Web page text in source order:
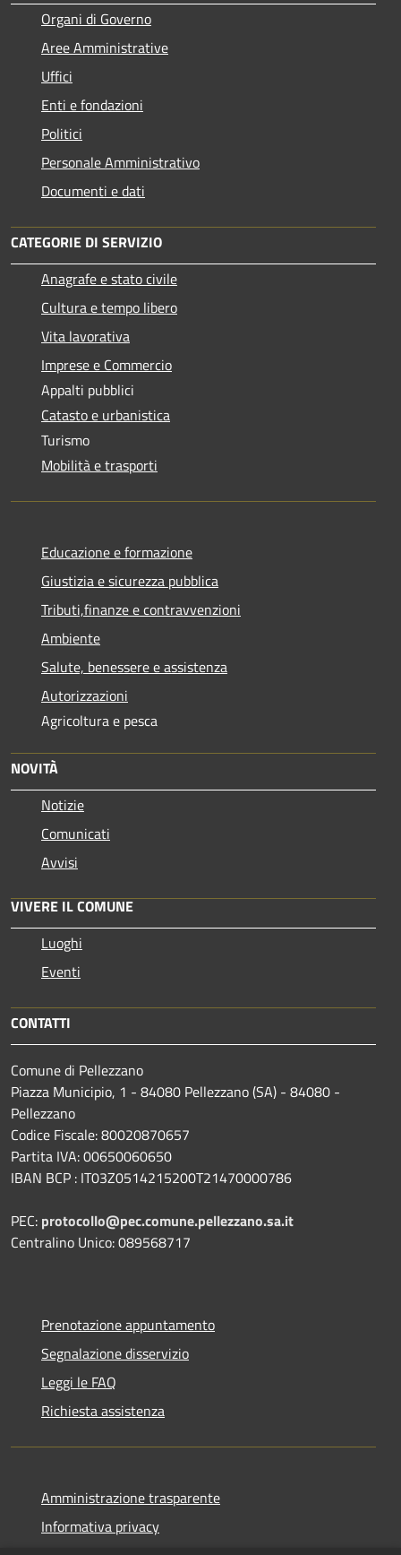
Organi di Governo
Aree Amministrative
Uffici
Enti e fondazioni
Politici
Personale Amministrativo
Documenti e dati
CATEGORIE DI SERVIZIO
Anagrafe e stato civile
Cultura e tempo libero
Vita lavorativa
Imprese e Commercio
Appalti pubblici
Catasto e urbanistica
Turismo
Mobilità e trasporti
Educazione e formazione
Giustizia e sicurezza pubblica
Tributi,finanze e contravvenzioni
Ambiente
Salute, benessere e assistenza
Autorizzazioni
Agricoltura e pesca
NOVITÀ
Notizie
Comunicati
Avvisi
VIVERE IL COMUNE
Luoghi
Eventi
CONTATTI
Comune di Pellezzano
Piazza Municipio, 1 - 84080 Pellezzano (SA) - 84080 -
Pellezzano
Codice Fiscale: 80020870657
Partita IVA: 00650060650
IBAN BCP : IT03Z0514215200T21470000786
PEC: protocollo@pec.comune.pellezzano.sa.it
Centralino Unico: 089568717
Prenotazione appuntamento
Segnalazione disservizio
Leggi le FAQ
Richiesta assistenza
Amministrazione trasparente
Informativa privacy